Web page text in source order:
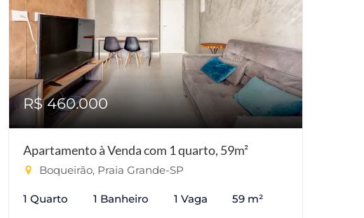
R$ 460.000
Apartamento à Venda com 1 quarto, 59m²
Boqueirão, Praia Grande-SP
1 Quarto 1 Banheiro 1 Vaga 59 m²